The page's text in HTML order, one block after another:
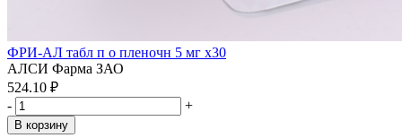
ФРИ-АЛ табл п о пленочн 5 мг x30
АЛСИ Фарма ЗАО
524.10 ₽
-
+
В корзину